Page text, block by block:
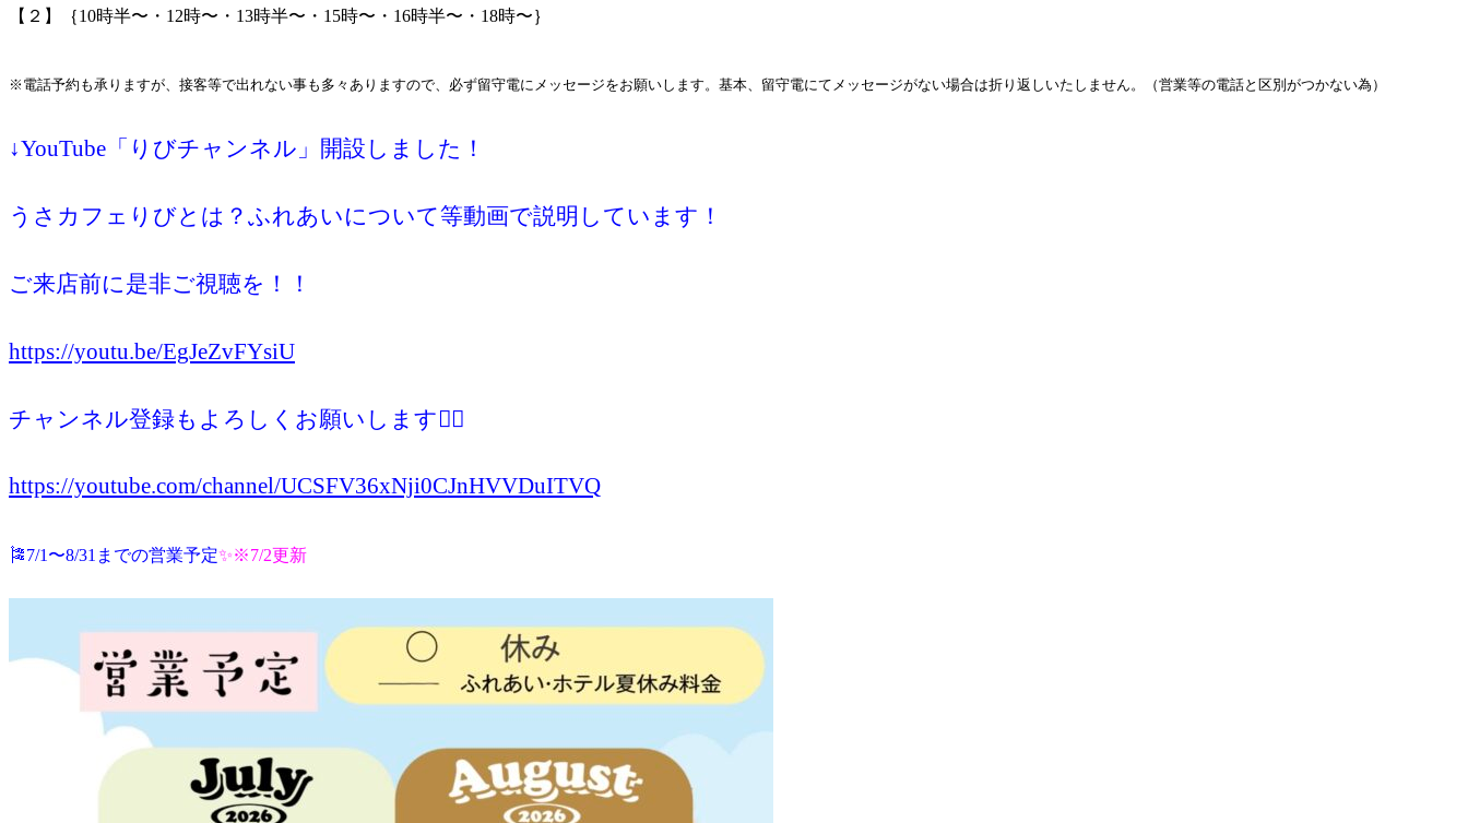
【２】｛10時半〜・12時〜・13時半〜・15時〜・16時半〜・18時〜｝
※電話予約も承りますが、接客等で出れない事も多々ありますので、必ず留守電にメッセージをお願いします。基本、留守電にてメッセージがない場合は折り返しいたしません。（営業等の電話と区別がつかない為）
↓YouTube「りびチャンネル」開設しました！
うさカフェりびとは？ふれあいについて等動画で説明しています！
ご来店前に是非ご視聴を！！
https://youtu.be/EgJeZvFYsiU
チャンネル登録もよろしくお願いします🙇‍♀️
https://youtube.com/channel/UCSFV36xNji0CJnHVVDuITVQ
🎏7/1〜8/31までの営業予定✨※7/2更新